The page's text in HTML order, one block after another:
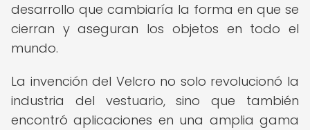
desarrollo que cambiaría la forma en que se
cierran y aseguran los objetos en todo el
mundo.
La invención del Velcro no solo revolucionó la
industria del vestuario, sino que también
encontró aplicaciones en una amplia gama